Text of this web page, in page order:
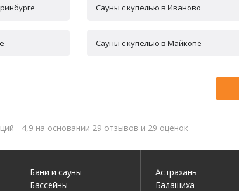
Сауны с купелью в Иваново
Сауны с купелью в Майкопе
- 4,9 на основании 29 отзывов и 29 оценок
Бани и сауны
Бассейны
Астрахань
Балашиха